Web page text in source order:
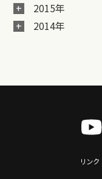
2015年
2014年
リンク